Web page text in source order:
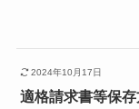
2024年10月17日
適格請求書等保